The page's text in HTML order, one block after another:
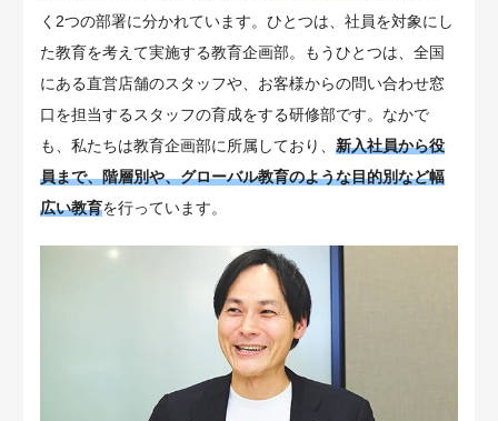
く2つの部署に分かれています。ひとつは、社員を対象にし
た教育を考えて実施する教育企画部。もうひとつは、全国
にある直営店舗のスタッフや、お客様からの問い合わせ窓
口を担当するスタッフの育成をする研修部です。なかで
も、私たちは教育企画部に所属しており、 新入社員から役
員まで、階層別や、グローバル教育のような目的別など幅
広い教育を行っています。